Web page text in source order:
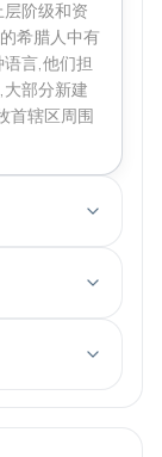
阶级和资
希腊人中有
言,他们担
部分新建
首辖区周围